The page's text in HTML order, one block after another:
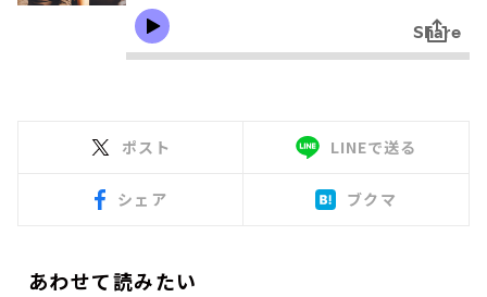
ポスト LINEで送る
シェア ブクマ
あわせて読みたい